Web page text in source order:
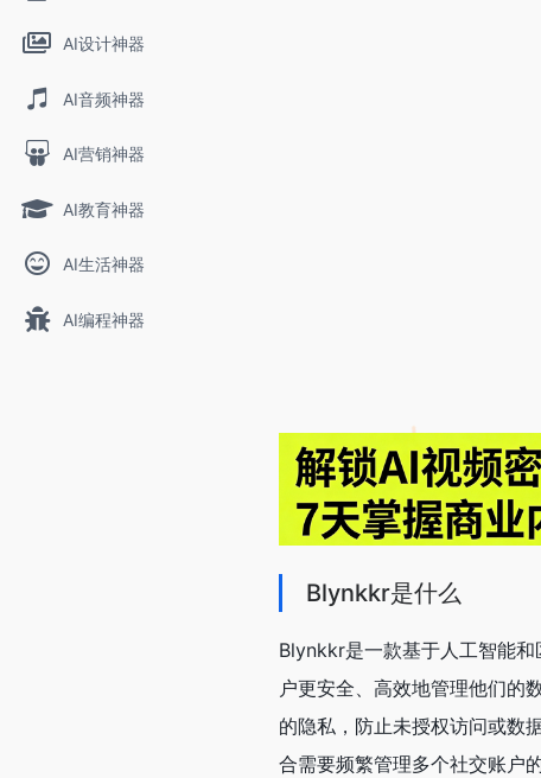
AI设计神器
AI音频神器
AI营销神器
AI教育神器
AI生活神器
AI编程神器
Blynkkr是什么
Blynkkr是一款基于人工智能
户更安全、高效地管理他们的
的隐私，防止未授权访问或数
合需要频繁管理多个社交账户的